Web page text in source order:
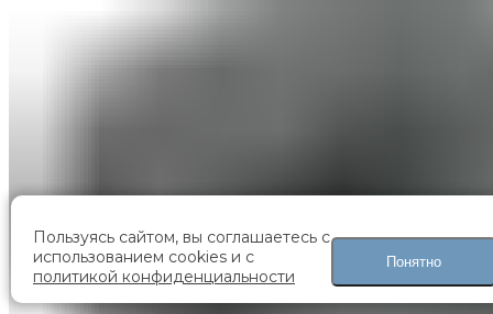
Пользуясь сайтом, вы соглашаетесь с
использованием cookies и с
политикой конфиденциальности
Понятно